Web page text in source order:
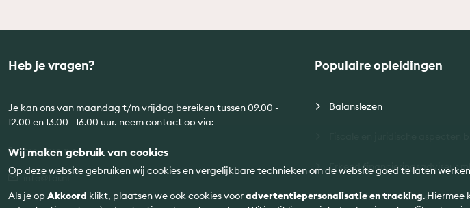
Wij maken gebruik van cookies
Op deze website gebruiken wij cookies en vergelijkbare technieken om de website goed te laten
Als je opAkkoord klikt, plaatsen we ook cookies vooradvertentiepersonalisatie en tracking. Hiermee
Heb je vragen?
Je kan ons van maandag t/m vrijdag bereiken tussen 09.00 -
12.00 en 13.00 - 16.00 uur, neem contact op via:
010 - 760 11 08
info@foi.nl
Populaire opleidingen
Balanslezen
Erkend financieringsadviseur
Huurrecht woonruimte